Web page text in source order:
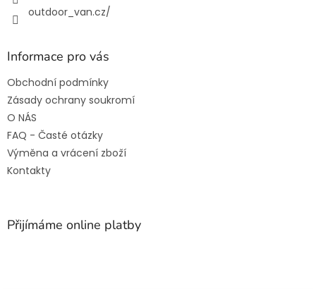
outdoor_van.cz/
Informace pro vás
Obchodní podmínky
Zásady ochrany soukromí
O NÁS
FAQ - Časté otázky
Výměna a vrácení zboží
Kontakty
Přijímáme online platby